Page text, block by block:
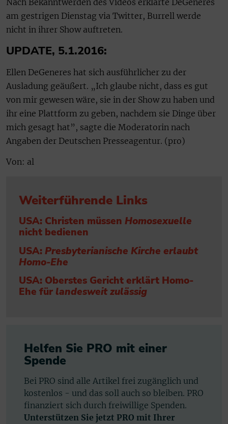
Nach Bekanntwerden des Videos erklärte DeGeneres
am gestrigen Dienstag via Twitter, Burrell werde
nicht in ihrer Show auftreten.
UPDATE, 5.1.2016:
Ellen DeGeneres hat sich ausführlicher zu der
Ausladung geäußert. „Ich glaube nicht, dass es gut
von mir gewesen wäre, sie in der Show zu haben und
ihr eine Plattform zu geben, nachdem sie Dinge über
mich gesagt hat”, sagte die Moderatorin nach
Angaben der Deutschen Presseagentur. (pro)
Von: al
Weiterführende Links
USA: Christen müssen Homosexuelle
nicht bedienen
USA: Presbyterianische Kirche erlaubt
Homo-Ehe
USA: Oberstes Gericht erklärt Homo-
Ehe für landesweit zulässig
Helfen Sie PRO mit einer
Spende
Bei PRO sind alle Artikel frei zugänglich und
kostenlos - und das soll auch so bleiben. PRO
finanziert sich durch freiwillige Spenden.
Unterstützen Sie jetzt PRO mit Ihrer